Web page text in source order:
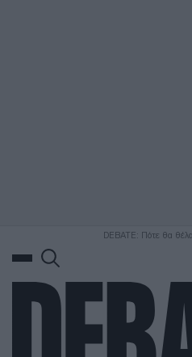
DEBATE: Πότε θα